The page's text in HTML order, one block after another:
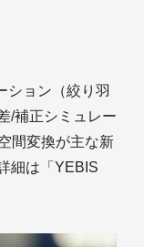
ション（絞り羽
/補正シミュレー
間変換が主な新
細は「YEBIS